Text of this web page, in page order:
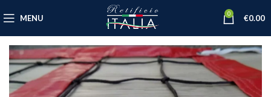
MENU 0 €0.00